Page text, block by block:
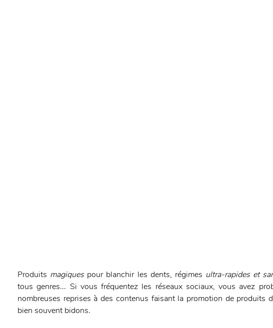
Produits magiques pour blanchir les dents, régimes ultra-rapides et
tous genres... Si vous fréquentez les réseaux sociaux, vous avez
nombreuses reprises à des contenus faisant la promotion de produits
bien souvent bidons.